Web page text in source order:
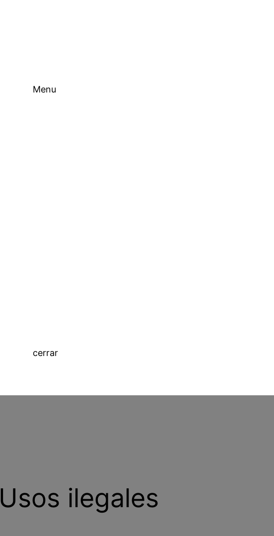
Menu
cerrar
Usos ilegales